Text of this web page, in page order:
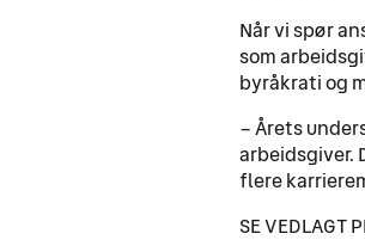
Når vi spør
som
byråkrati og
– Årets
arbeidsgiver.
flere
SE VEDLAGT